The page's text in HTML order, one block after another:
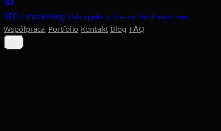
SEO i marketing Stała opieka SEO — od 350 zł netto/mies.
Współpraca Portfolio Kontakt Blog FAQ